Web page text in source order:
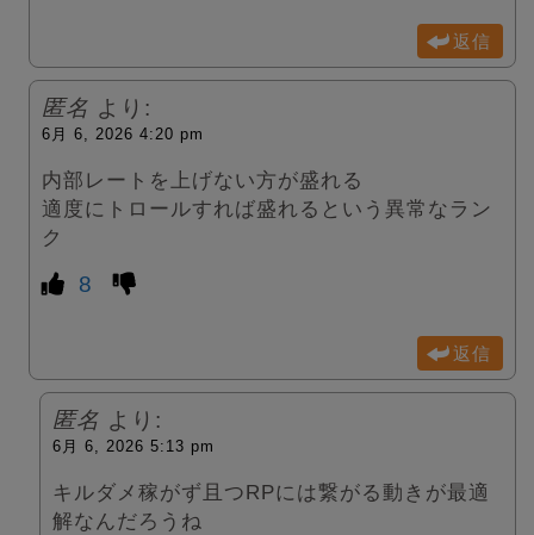
返信
匿名 より:
6月 6, 2026 4:20 pm
内部レートを上げない方が盛れる
適度にトロールすれば盛れるという異常なラン
ク
8
返信
匿名 より:
6月 6, 2026 5:13 pm
キルダメ稼がず且つRPには繋がる動きが最適
解なんだろうね